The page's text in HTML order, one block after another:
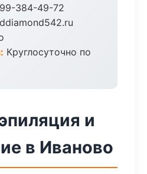
384-49-72
Круглосуточно по
и
в Иваново